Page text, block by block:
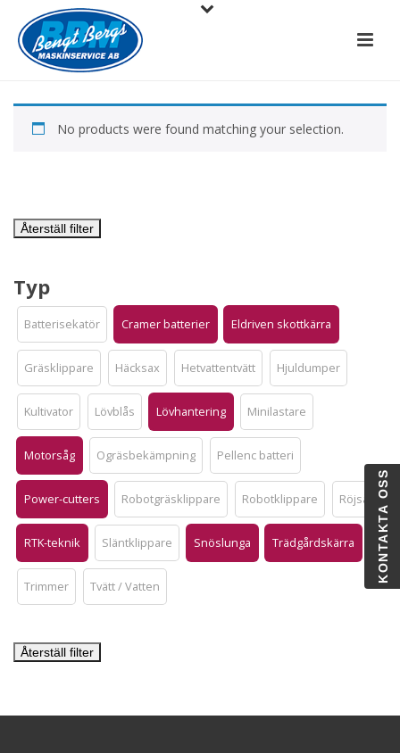
No products were found matching your selection.
Återställ filter
Typ
Batterisekatör Cramer batterier Eldriven skottkärra
Gräsklippare Häcksax Hetvattentvätt Hjuldumper
Kultivator Lövblås Lövhantering Minilastare
Motorsåg Ogräsbekämpning Pellenc batteri
Power-cutters Robotgräsklippare Robotklippare Röjsåg
RTK-teknik Släntklippare Snöslunga Trädgårdskärra
Trimmer Tvätt / Vatten
Återställ filter
KONTAKTA OSS